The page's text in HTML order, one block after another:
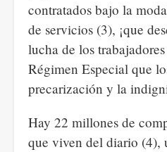
contratados bajo la
de servicios (3), ¡que
lucha de los
Régimen Especial que
precarización y la
Hay 22 millones de
que viven del diario (4),